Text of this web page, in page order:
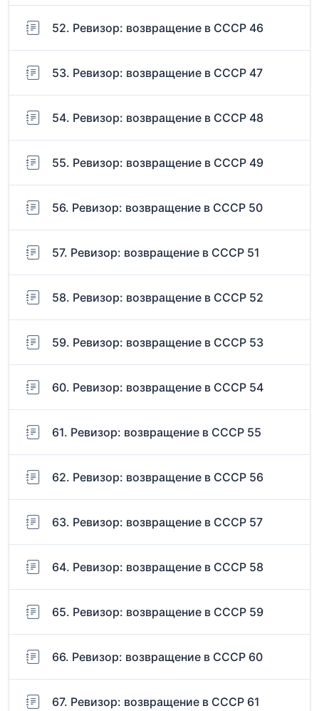
52. Ревизор: возвращение в СССР 46
53. Ревизор: возвращение в СССР 47
54. Ревизор: возвращение в СССР 48
55. Ревизор: возвращение в СССР 49
56. Ревизор: возвращение в СССР 50
57. Ревизор: возвращение в СССР 51
58. Ревизор: возвращение в СССР 52
59. Ревизор: возвращение в СССР 53
60. Ревизор: возвращение в СССР 54
61. Ревизор: возвращение в СССР 55
62. Ревизор: возвращение в СССР 56
63. Ревизор: возвращение в СССР 57
64. Ревизор: возвращение в СССР 58
65. Ревизор: возвращение в СССР 59
66. Ревизор: возвращение в СССР 60
67. Ревизор: возвращение в СССР 61